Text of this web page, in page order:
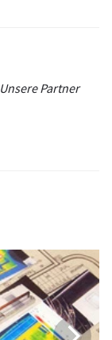
Unsere Partner